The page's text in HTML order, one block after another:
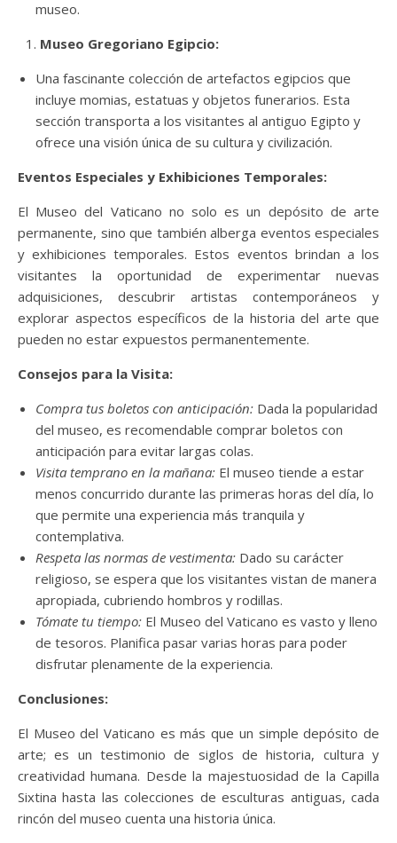
museo.
Museo Gregoriano Egipcio:
Una fascinante colección de artefactos egipcios que
incluye momias, estatuas y objetos funerarios. Esta
sección transporta a los visitantes al antiguo Egipto y
ofrece una visión única de su cultura y civilización.
Eventos Especiales y Exhibiciones Temporales:
El Museo del Vaticano no solo es un depósito de arte
permanente, sino que también alberga eventos especiales
y exhibiciones temporales. Estos eventos brindan a los
visitantes la oportunidad de experimentar nuevas
adquisiciones, descubrir artistas contemporáneos y
explorar aspectos específicos de la historia del arte que
pueden no estar expuestos permanentemente.
Consejos para la Visita:
Compra tus boletos con anticipación: Dada la popularidad
del museo, es recomendable comprar boletos con
anticipación para evitar largas colas.
Visita temprano en la mañana: El museo tiende a estar
menos concurrido durante las primeras horas del día, lo
que permite una experiencia más tranquila y
contemplativa.
Respeta las normas de vestimenta: Dado su carácter
religioso, se espera que los visitantes vistan de manera
apropiada, cubriendo hombros y rodillas.
Tómate tu tiempo: El Museo del Vaticano es vasto y lleno
de tesoros. Planifica pasar varias horas para poder
disfrutar plenamente de la experiencia.
Conclusiones:
El Museo del Vaticano es más que un simple depósito de
arte; es un testimonio de siglos de historia, cultura y
creatividad humana. Desde la majestuosidad de la Capilla
Sixtina hasta las colecciones de esculturas antiguas, cada
rincón del museo cuenta una historia única.